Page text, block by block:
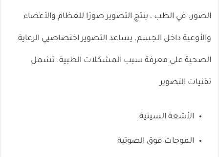
الصور. في الطب ، ينتج التصوير صورًا للعظام والأعضاء
والأوعية داخل الجسم. يساعد التصوير اختصاصيي الرعاية
الصحية على معرفة سبب المشكلات الطبية. تشمل
تقنيات التصوير
الأشعة السينية
الموجات فوق الصوتية